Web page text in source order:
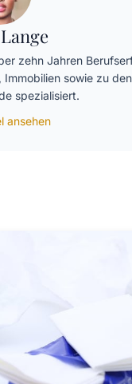
zehn Jahren
sowie zu
spezialisiert.
ansehen